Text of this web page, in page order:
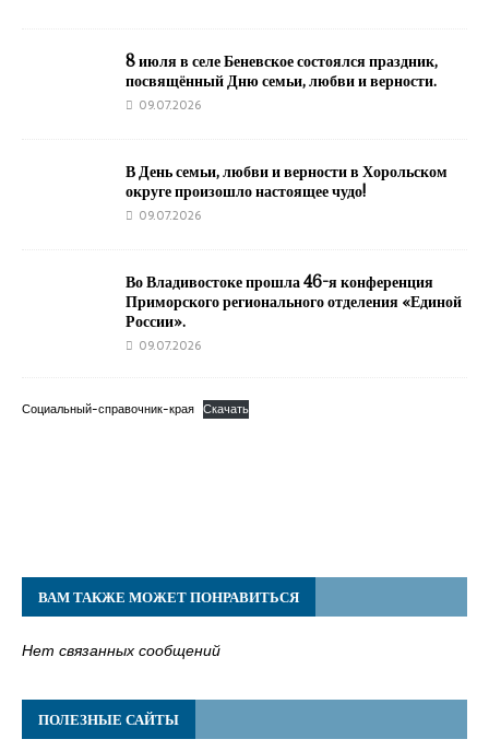
8 июля в селе Беневское состоялся праздник,
посвящённый Дню семьи, любви и верности.
09.07.2026
В День семьи, любви и верности в Хорольском
округе произошло настоящее чудо!
09.07.2026
Во Владивостоке прошла 46-я конференция
Приморского регионального отделения «Единой
России».
09.07.2026
Социальный-справочник-края Скачать
ВАМ ТАКЖЕ МОЖЕТ ПОНРАВИТЬСЯ
Нет связанных сообщений
ПОЛЕЗНЫЕ САЙТЫ